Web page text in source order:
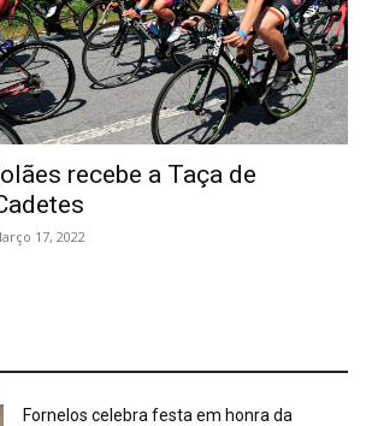
recebe a Taça de
17, 2022
Fornelos celebra festa em honra da